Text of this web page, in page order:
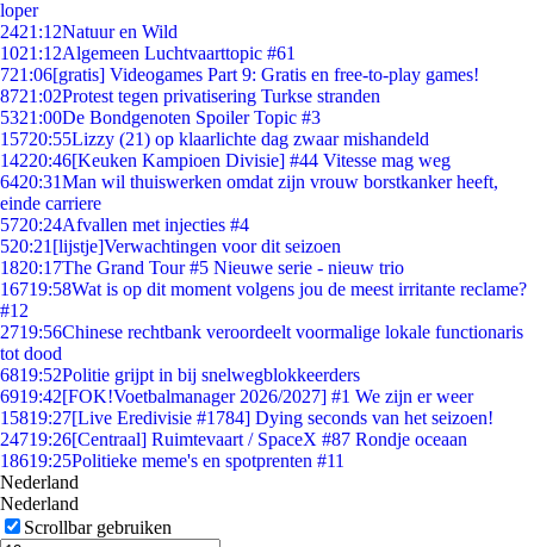
loper
2421:12Natuur en Wild
1021:12Algemeen Luchtvaarttopic #61
721:06[gratis] Videogames Part 9: Gratis en free-to-play games!
8721:02Protest tegen privatisering Turkse stranden
5321:00De Bondgenoten Spoiler Topic #3
15720:55Lizzy (21) op klaarlichte dag zwaar mishandeld
14220:46[Keuken Kampioen Divisie] #44 Vitesse mag weg
6420:31Man wil thuiswerken omdat zijn vrouw borstkanker heeft,
einde carriere
5720:24Afvallen met injecties #4
520:21 [lijstje]Verwachtingen voor dit seizoen
1820:17The Grand Tour #5 Nieuwe serie - nieuw trio
16719:58Wat is op dit moment volgens jou de meest irritante reclame?
#12
2719:56Chinese rechtbank veroordeelt voormalige lokale functionaris
tot dood
6819:52Politie grijpt in bij snelwegblokkeerders
6919:42[FOK!Voetbalmanager 2026/2027] #1 We zijn er weer
15819:27[Live Eredivisie #1784] Dying seconds van het seizoen!
24719:26[Centraal] Ruimtevaart / SpaceX #87 Rondje oceaan
18619:25Politieke meme's en spotprenten #11
Nederland
Nederland
Scrollbar gebruiken